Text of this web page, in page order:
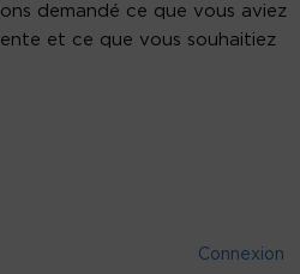
demandé ce que vous aviez
et ce que vous souhaitiez
Connexion